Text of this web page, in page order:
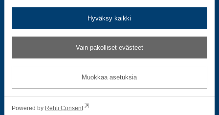
Hyväksy kaikki
Vain pakolliset evästeet
Muokkaa asetuksia
Powered by Rehti Consent
Tietosuoja- ja rekisteriselosteet|
Saavutettavuusseloste